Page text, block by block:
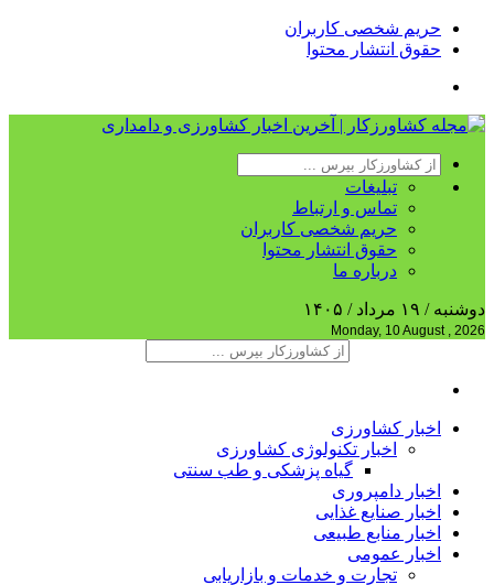
حریم شخصی کاربران
حقوق انتشار محتوا
تبلیغات
تماس و ارتباط
حریم شخصی کاربران
حقوق انتشار محتوا
درباره ما
دوشنبه / ۱۹ مرداد / ۱۴۰۵
Monday, 10 August , 2026
اخبار کشاورزی
اخبار تکنولوژی کشاورزی
گیاه پزشکی و طب سنتی
اخبار دامپروری
اخبار صنایع غذایی
اخبار منابع طبیعی
اخبار عمومی
تجارت و خدمات و بازاریابی